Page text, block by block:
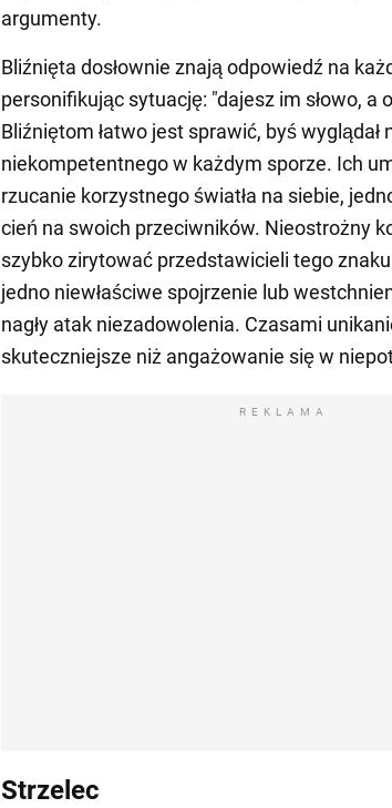
argumenty.
Bliźnięta dosłownie znają odpowiedź na
personifikując sytuację: "dajesz im słowo, a
Bliźniętom łatwo jest sprawić, byś wyglądał
niekompetentnego w każdym sporze. Ich
rzucanie korzystnego światła na siebie,
cień na swoich przeciwników. Nieostrożny
szybko zirytować przedstawicieli tego
jedno niewłaściwe spojrzenie lub
nagły atak niezadowolenia. Czasami
skuteczniejsze niż angażowanie się w
REKLAMA
Strzelec